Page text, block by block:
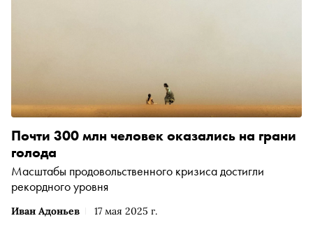
Иван Адоньев 17 мая 2025 г.
Почти 300 млн человек оказались на грани
голода
Масштабы продовольственного кризиса достигли
рекордного уровня